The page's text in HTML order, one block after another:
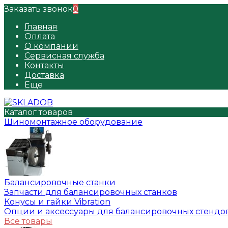
Заказать звонок0
Главная
Оплата
О компании
Сервисная служба
Контакты
Доставка
Еще
Каталог товаров
Шиномонтажное оборудование
Балансировочные станки
Запчасти для балансировочных станков
Конусы и гайки Vibration
Опции и аксессуары для балансировочных
Все товары